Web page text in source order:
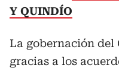
Y QUINDÍO
La gobernación
gracias a los